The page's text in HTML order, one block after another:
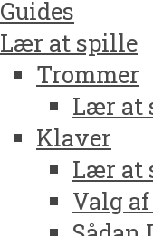
Guides
Lær at spille
Trommer
Lær at
Klaver
Lær at
Valg